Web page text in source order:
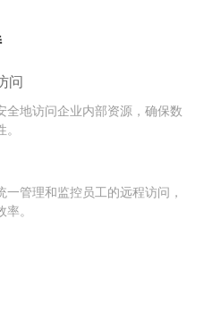
问
全地访问企业内部资源，确保数
一管理和监控员工的远程访问，
。